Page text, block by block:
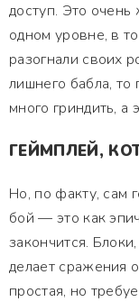
доступ. Это очень
одном уровне, в
разогнали своих
лишнего бабла, то
много гриндить, а
ГЕЙМПЛЕЙ,
Но, по факту, сам
бой — это как
закончится.
делает сражения
простая, но